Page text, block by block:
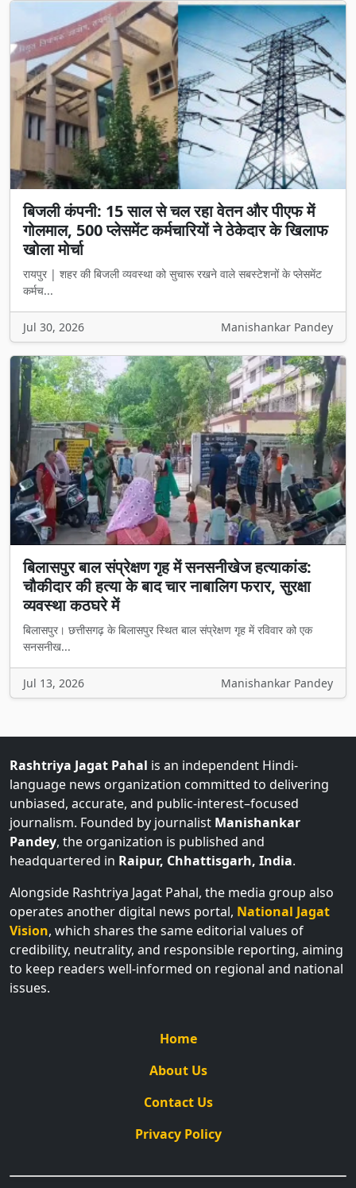
बिजली कंपनी: 15 साल से चल रहा वेतन और पीएफ में
गोलमाल, 500 प्लेसमेंट कर्मचारियों ने ठेकेदार के खिलाफ
खोला मोर्चा
रायपुर | शहर की बिजली व्यवस्था को सुचारू रखने वाले सबस्टेशनों के प्लेसमेंट
कर्मच...
Jul 30, 2026 Manishankar Pandey
बिलासपुर बाल संप्रेक्षण गृह में सनसनीखेज हत्याकांड:
चौकीदार की हत्या के बाद चार नाबालिग फरार, सुरक्षा
व्यवस्था कठघरे में
बिलासपुर। छत्तीसगढ़ के बिलासपुर स्थित बाल संप्रेक्षण गृह में रविवार को एक
सनसनीख...
Jul 13, 2026 Manishankar Pandey
Rashtriya Jagat Pahal is an independent Hindi-
language news organization committed to delivering
unbiased, accurate, and public-interest–focused
journalism. Founded by journalist Manishankar
Pandey, the organization is published and
headquartered in Raipur, Chhattisgarh, India.
Alongside Rashtriya Jagat Pahal, the media group also
operates another digital news portal, National Jagat
Vision, which shares the same editorial values of
credibility, neutrality, and responsible reporting, aiming
to keep readers well-informed on regional and national
issues.
Home
About Us
Contact Us
Privacy Policy